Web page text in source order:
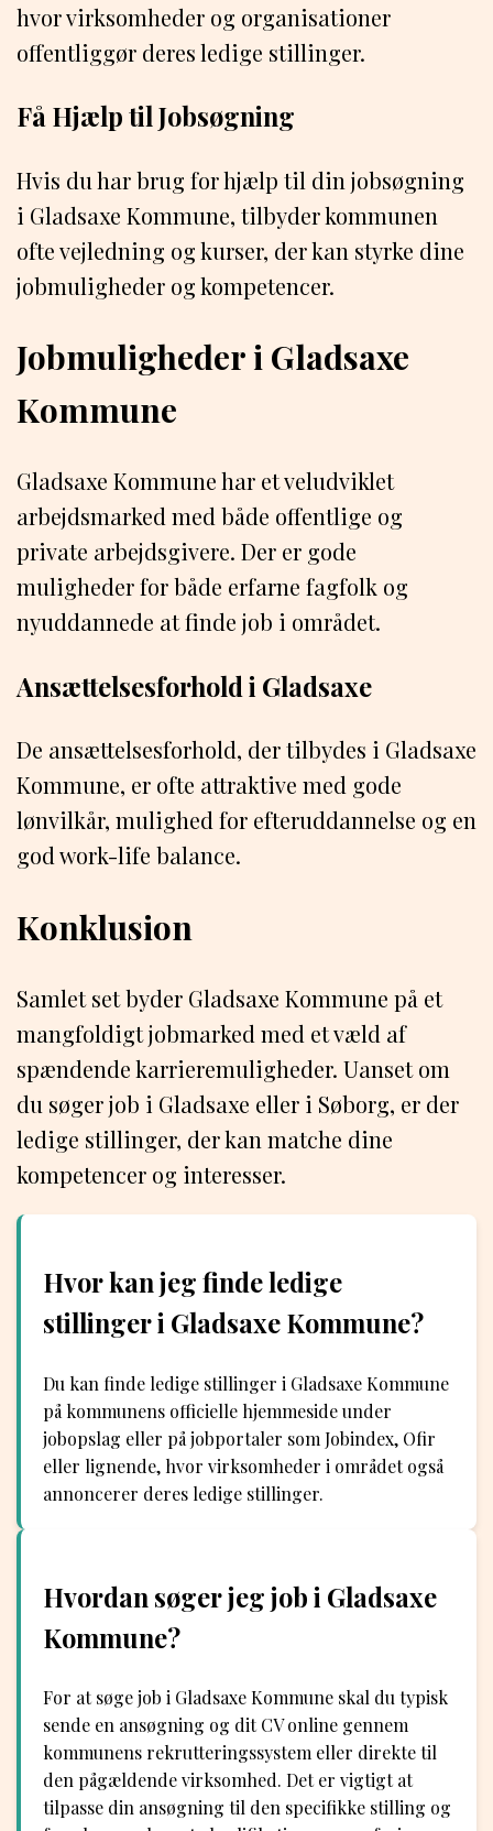
hvor virksomheder og organisationer
offentliggør deres ledige stillinger.
Få Hjælp til Jobsøgning
Hvis du har brug for hjælp til din jobsøgning
i Gladsaxe Kommune, tilbyder kommunen
ofte vejledning og kurser, der kan styrke dine
jobmuligheder og kompetencer.
Jobmuligheder i Gladsaxe
Kommune
Gladsaxe Kommune har et veludviklet
arbejdsmarked med både offentlige og
private arbejdsgivere. Der er gode
muligheder for både erfarne fagfolk og
nyuddannede at finde job i området.
Ansættelsesforhold i Gladsaxe
De ansættelsesforhold, der tilbydes i Gladsaxe
Kommune, er ofte attraktive med gode
lønvilkår, mulighed for efteruddannelse og en
god work-life balance.
Konklusion
Samlet set byder Gladsaxe Kommune på et
mangfoldigt jobmarked med et væld af
spændende karrieremuligheder. Uanset om
du søger job i Gladsaxe eller i Søborg, er der
ledige stillinger, der kan matche dine
kompetencer og interesser.
Hvor kan jeg finde ledige
stillinger i Gladsaxe Kommune?
Du kan finde ledige stillinger i Gladsaxe Kommune
på kommunens officielle hjemmeside under
jobopslag eller på jobportaler som Jobindex, Ofir
eller lignende, hvor virksomheder i området også
annoncerer deres ledige stillinger.
Hvordan søger jeg job i Gladsaxe
Kommune?
For at søge job i Gladsaxe Kommune skal du typisk
sende en ansøgning og dit CV online gennem
kommunens rekrutteringssystem eller direkte til
den pågældende virksomhed. Det er vigtigt at
tilpasse din ansøgning til den specifikke stilling og